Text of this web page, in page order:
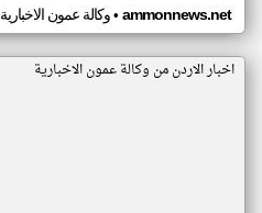
وكالة عمون الاخبارية• ammonnews.net
اخبار الاردن من وكالة عمون الاخبارية